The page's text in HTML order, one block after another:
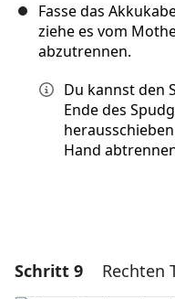
Fasse das
ziehe es vom
abzutrennen.
Du kannst den
Ende des
Hand
Einen
Schritt 9 Rechten